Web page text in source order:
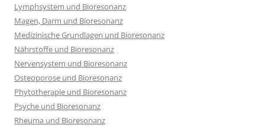
Lymphsystem und Bioresonanz
Magen, Darm und Bioresonanz
Medizinische Grundlagen und Bioresonanz
Nährstoffe und Bioresonanz
Nervensystem und Bioresonanz
Osteoporose und Bioresonanz
Phytotherapie und Bioresonanz
Psyche und Bioresonanz
Rheuma und Bioresonanz